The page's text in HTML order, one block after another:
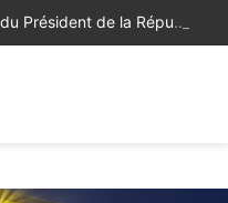
M. Bourita reçoit le conseiller du Président de la République de Roumanie, porteur d’un message adressé à SM le Roi